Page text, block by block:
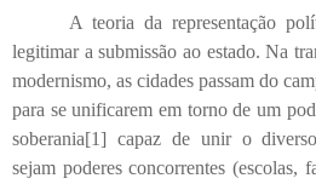
A teoria da representação
legitimar a submissão ao estado. Na
modernismo, as cidades passam do
para se unificarem em torno de um
soberania[1] capaz de unir o
sejam poderes concorrentes (escolas,